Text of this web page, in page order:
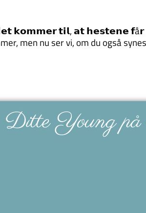
𝘁𝗶𝗹, 𝗮𝘁 𝗵𝗲𝘀𝘁𝗲𝗻𝗲 𝗳å𝗿
men nu ser vi, om du også
Ditte Young